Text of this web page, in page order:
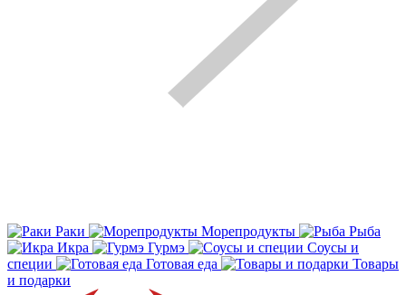
Раки Морепродукты
Рыба
Икра
Гурмэ
Соусы и
специи
Готовая еда
Товары
и подарки